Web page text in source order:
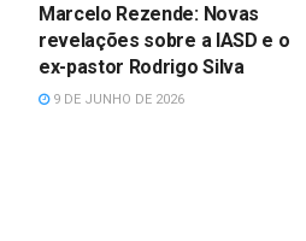
Marcelo Rezende: Novas
revelações sobre a IASD e o
ex-pastor Rodrigo Silva
9 DE JUNHO DE 2026